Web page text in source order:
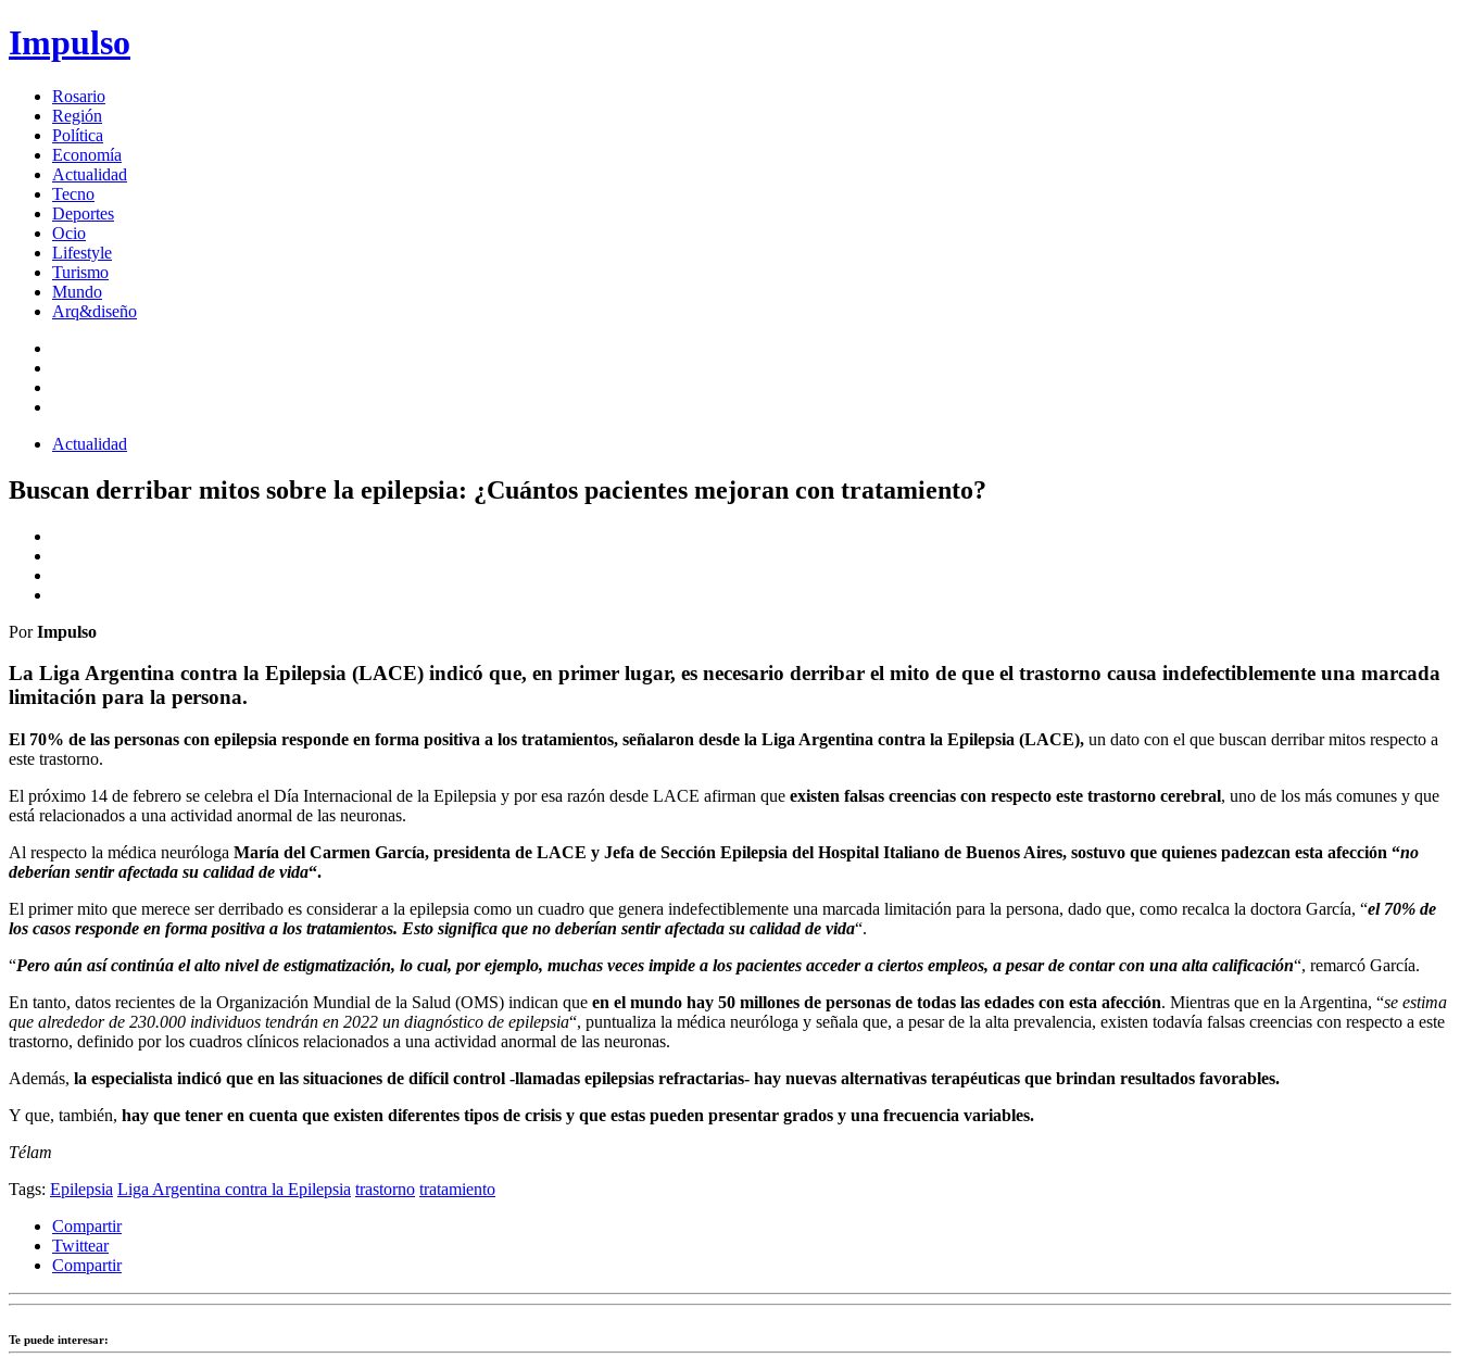
Impulso
Rosario
Región
Política
Economía
Actualidad
Tecno
Deportes
Ocio
Lifestyle
Turismo
Mundo
Arq&diseño
Actualidad
Buscan derribar mitos sobre la epilepsia: ¿Cuántos pacientes mejoran con tratamiento?
PorImpulso
La Liga Argentina contra la Epilepsia (LACE) indicó que, en primer lugar, es necesario derribar el mito de que el trastorno causa indefectiblemente una marcada
limitación para la persona.
El 70% de las personas con epilepsia responde en forma positiva a los tratamientos, señalaron desde la Liga Argentina contra la Epilepsia (LACE), un dato con el que buscan derribar mitos respecto a
este trastorno.
El próximo 14 de febrero se celebra el Día Internacional de la Epilepsia y por esa razón desde LACE afirman que existen falsas creencias con respecto este trastorno cerebral, uno de los más comunes y que
está relacionados a una actividad anormal de las neuronas.
Al respecto la médica neuróloga María del Carmen García, presidenta de LACE y Jefa de Sección Epilepsia del Hospital Italiano de Buenos Aires, sostuvo que quienes padezcan esta afección “no
deberían sentir afectada su calidad de vida“.
El primer mito que merece ser derribado es considerar a la epilepsia como un cuadro que genera indefectiblemente una marcada limitación para la persona, dado que, como recalca la doctora García, “el 70% de
los casos responde en forma positiva a los tratamientos. Esto significa que no deberían sentir afectada su calidad de vida“.
“Pero aún así continúa el alto nivel de estigmatización, lo cual, por ejemplo, muchas veces impide a los pacientes acceder a ciertos empleos, a pesar de contar con una alta calificación“, remarcó García.
En tanto, datos recientes de la Organización Mundial de la Salud (OMS) indican que en el mundo hay 50 millones de personas de todas las edades con esta afección. Mientras que en la Argentina, “se estima
que alrededor de 230.000 individuos tendrán en 2022 un diagnóstico de epilepsia“, puntualiza la médica neuróloga y señala que, a pesar de la alta prevalencia, existen todavía falsas creencias con respecto a este
trastorno, definido por los cuadros clínicos relacionados a una actividad anormal de las neuronas.
Además, la especialista indicó que en las situaciones de difícil control -llamadas epilepsias refractarias- hay nuevas alternativas terapéuticas que brindan resultados favorables.
Y que, también, hay que tener en cuenta que existen diferentes tipos de crisis y que estas pueden presentar grados y una frecuencia variables.
Télam
Tags: Epilepsia Liga Argentina contra la Epilepsia trastorno tratamiento
Compartir
Twittear
Compartir
Te puede interesar: